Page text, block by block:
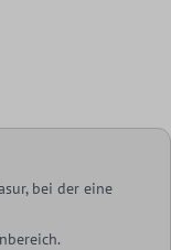
bei der eine